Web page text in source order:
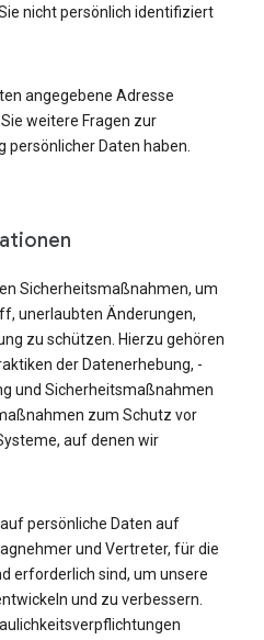
nicht persönlich identifiziert
angegebene Adresse
weitere Fragen zur
Daten haben.
Sicherheitsmaßnahmen, um
unerlaubten Änderungen,
zu schützen. Hierzu gehören
der Datenerhebung, -
und Sicherheitsmaßnahmen
zum Schutz vor
auf denen wir
persönliche Daten auf
und Vertreter, für die
erforderlich sind, um unsere
und zu verbessern.